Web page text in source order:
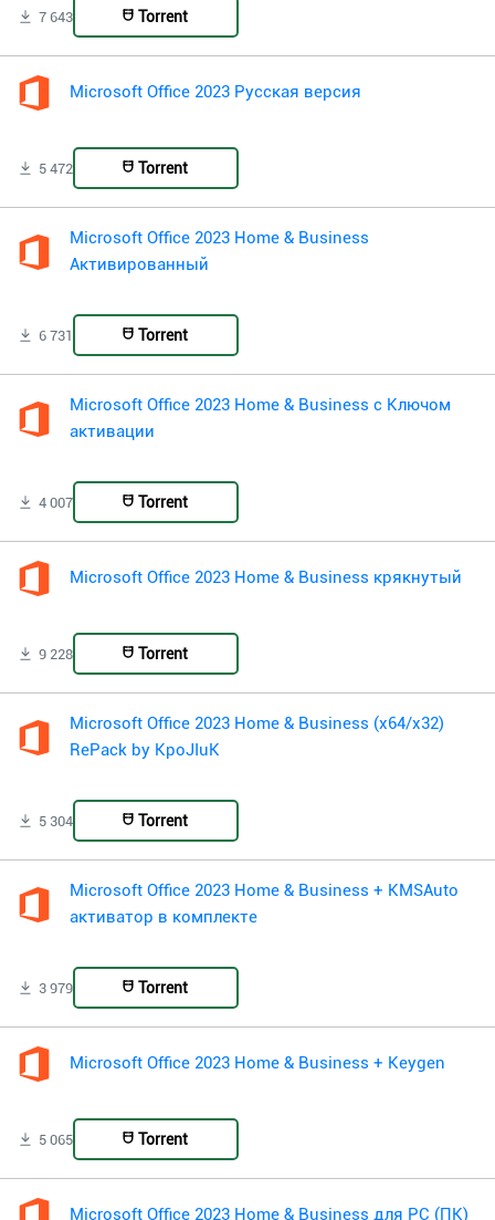
7 643 Torrent
Microsoft Office 2023 Русская версия
5 472 Torrent
Microsoft Office 2023 Home & Business
Активированный
6 731 Torrent
Microsoft Office 2023 Home & Business с Ключом
активации
4 007 Torrent
Microsoft Office 2023 Home & Business крякнутый
9 228 Torrent
Microsoft Office 2023 Home & Business (x64/x32)
RePack by KpoJIuK
5 304 Torrent
Microsoft Office 2023 Home & Business + KMSAuto
активатор в комплекте
3 979 Torrent
Microsoft Office 2023 Home & Business + Keygen
5 065 Torrent
Microsoft Office 2023 Home & Business для PC (ПК)